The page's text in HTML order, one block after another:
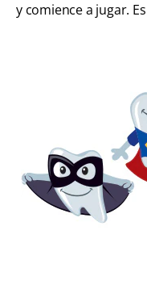
y comience a jugar.